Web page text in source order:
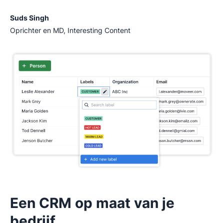
Suds Singh
Oprichter en MD, Interesting Content
Een CRM op maat van je